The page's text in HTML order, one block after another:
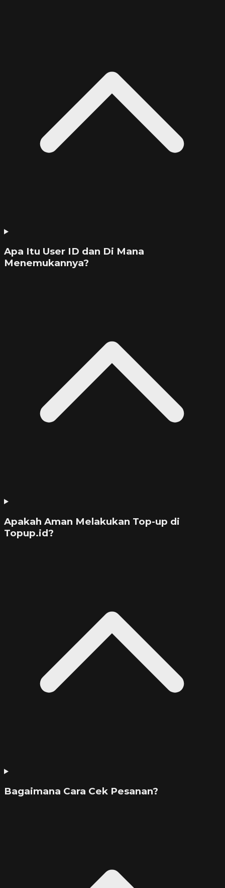
Apa Itu User ID dan Di Mana
Menemukannya?
Apakah Aman Melakukan Top-up di
Topup.id?
Bagaimana Cara Cek Pesanan?